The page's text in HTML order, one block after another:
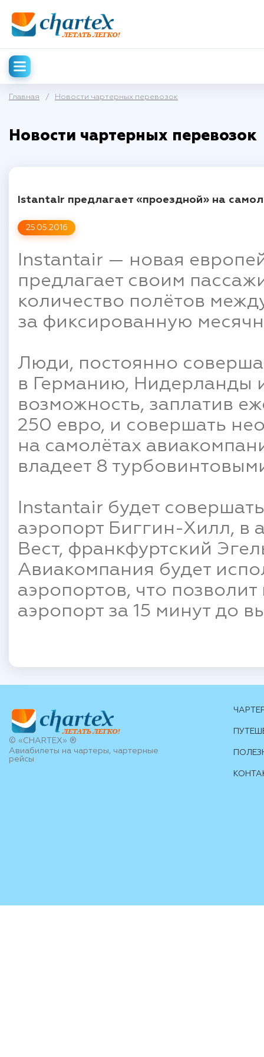
Главная / Новости чартерных перевозок
Новости чартерных перевозок
25.05.2016
Istantair предлагает «проездной» на
Instantair — новая
предлагает своим
количество полётов
за фиксированную
Люди, постоянно
в Германию, Нидерланды
возможность, заплатив
250 евро, и совершать
на самолётах
владеет 8
Instantair будет
аэропорт Биггин-Хилл, в
Вест, франкфуртский
Авиакомпания будет
аэропортов, что
аэропорт за 15 минут до
© «CHARTEX» ®
Авиабилеты на чартеры, чартерные
рейсы